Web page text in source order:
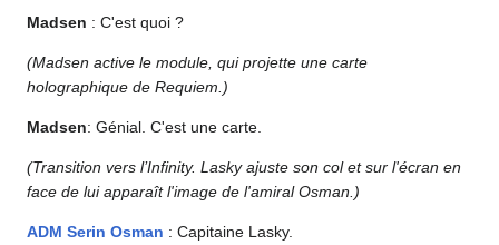
Madsen : C'est quoi ?
(Madsen active le module, qui projette une carte
holographique de Requiem.)
Madsen: Génial. C'est une carte.
(Transition vers l’Infinity. Lasky ajuste son col et sur l'écran en
face de lui apparaît l'image de l'amiral Osman.)
ADM Serin Osman : Capitaine Lasky.